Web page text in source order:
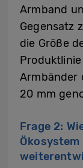
Armband
Gegensatz
die Größe
Armbänder
20 mm
Frage 2:
Ökosystem